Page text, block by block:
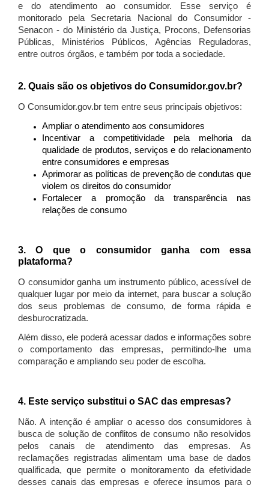
e do atendimento ao consumidor. Esse serviço é
monitorado pela Secretaria Nacional do Consumidor -
Senacon - do Ministério da Justiça, Procons, Defensorias
Públicas, Ministérios Públicos, Agências Reguladoras,
entre outros órgãos, e também por toda a sociedade.
2. Quais são os objetivos do Consumidor.gov.br?
O Consumidor.gov.br tem entre seus principais objetivos:
Ampliar o atendimento aos consumidores
Incentivar a competitividade pela melhoria da
qualidade de produtos, serviços e do relacionamento
entre consumidores e empresas
Aprimorar as políticas de prevenção de condutas que
violem os direitos do consumidor
Fortalecer a promoção da transparência nas
relações de consumo
3. O que o consumidor ganha com essa
plataforma?
O consumidor ganha um instrumento público, acessível de
qualquer lugar por meio da internet, para buscar a solução
dos seus problemas de consumo, de forma rápida e
desburocratizada.
Além disso, ele poderá acessar dados e informações sobre
o comportamento das empresas, permitindo-lhe uma
comparação e ampliando seu poder de escolha.
4. Este serviço substitui o SAC das empresas?
Não. A intenção é ampliar o acesso dos consumidores à
busca de solução de conflitos de consumo não resolvidos
pelos canais de atendimento das empresas. As
reclamações registradas alimentam uma base de dados
qualificada, que permite o monitoramento da efetividade
desses canais das empresas e oferece insumos para o